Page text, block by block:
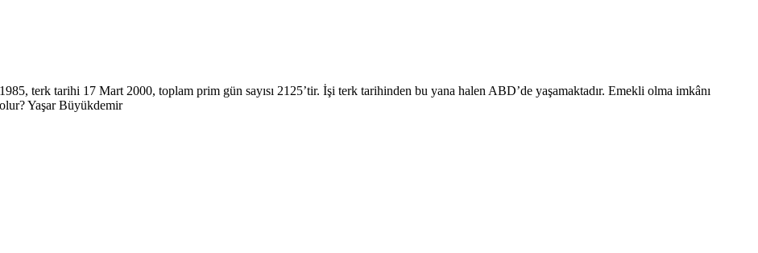
terk tarihi 17 Mart 2000, toplam prim gün sayısı 2125’tir. İşi terk tarihinden bu yana halen ABD’de yaşamaktadır. Emekli olma imkânı
Yaşar Büyükdemir